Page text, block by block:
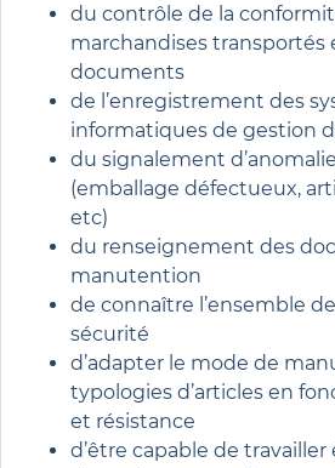
du contrôle de la
marchandises transportés
documents
de l’enregistrement des
informatiques de gestion
du signalement
(emballage défectueux,
etc)
du renseignement des
manutention
de connaître l’ensemble
sécurité
d’adapter le mode de
typologies d’articles en
et résistance
d’être capable de